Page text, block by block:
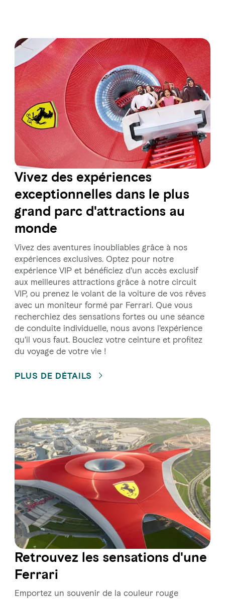
Vivez des expériences
exceptionnelles dans le plus
grand parc d'attractions au
monde
Vivez des aventures inoubliables grâce à nos
expériences exclusives. Optez pour notre
expérience VIP et bénéficiez d'un accès exclusif
aux meilleures attractions grâce à notre circuit
VIP, ou prenez le volant de la voiture de vos rêves
avec un moniteur formé par Ferrari. Que vous
recherchiez des sensations fortes ou une séance
de conduite individuelle, nous avons l'expérience
qu'il vous faut. Bouclez votre ceinture et profitez
du voyage de votre vie !
PLUS DE DÉTAILS
Retrouvez les sensations d'une
Ferrari
Emportez un souvenir de la couleur rouge